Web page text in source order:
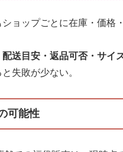
ョップごとに在庫・価格
送目安・返品可否・サイ
失敗が少ない。
可能性